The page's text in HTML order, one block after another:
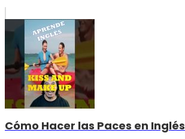
Cómo Hacer las Paces en Inglés